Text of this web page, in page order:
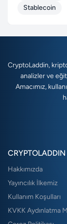
Stablecoin
CryptoLaddin,
analizler ve
Amacımız,
CRYPTOLADDIN
Hakkımızda
Yayıncılık İlkemiz
Kullanım Koşulları
KVKK Aydınlatma